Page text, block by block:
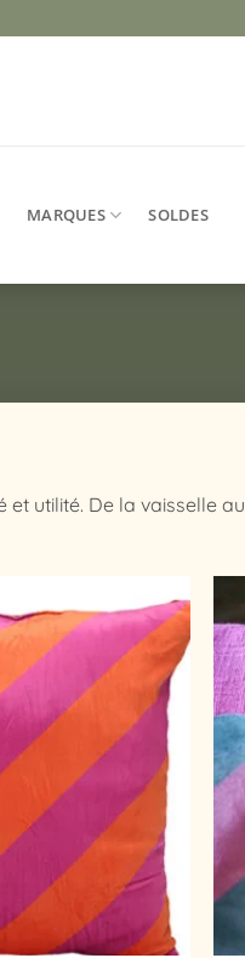
MARQUES SOLDES
utilité. De la vaisselle
Ajouter
liste
d’envies